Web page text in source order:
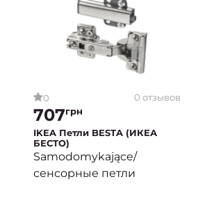
0 0 отзывов
707грн
IKEA Петли BESTA (ИКЕА
БЕСТО)
Samodomykające/
сенсорные петли